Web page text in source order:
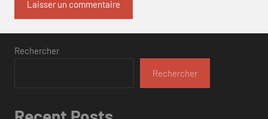
Rechercher
Rechercher